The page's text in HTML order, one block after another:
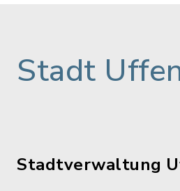
Stadt
Stadtverwaltung